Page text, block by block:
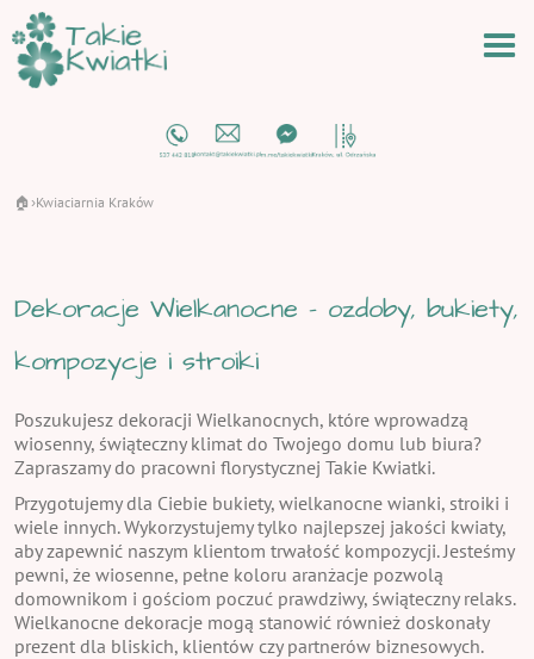
🏠 ›Kwiaciarnia Kraków
Dekoracje Wielkanocne - ozdoby, bukiety,
kompozycje i stroiki
Poszukujesz dekoracji Wielkanocnych, które wprowadzą
wiosenny, świąteczny klimat do Twojego domu lub biura?
Zapraszamy do pracowni florystycznej Takie Kwiatki.
Przygotujemy dla Ciebie bukiety, wielkanocne wianki, stroiki i
wiele innych. Wykorzystujemy tylko najlepszej jakości kwiaty,
aby zapewnić naszym klientom trwałość kompozycji. Jesteśmy
pewni, że wiosenne, pełne koloru aranżacje pozwolą
domownikom i gościom poczuć prawdziwy, świąteczny relaks.
Wielkanocne dekoracje mogą stanowić również doskonały
prezent dla bliskich, klientów czy partnerów biznesowych.